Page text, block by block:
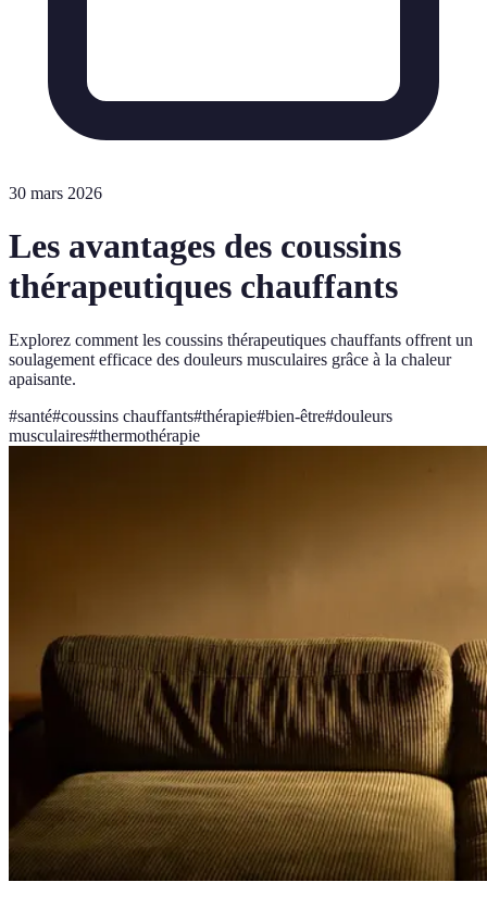
30 mars 2026
Les avantages des coussins
thérapeutiques chauffants
Explorez comment les coussins thérapeutiques chauffants offrent un
soulagement efficace des douleurs musculaires grâce à la chaleur
apaisante.
#santé#coussins chauffants#thérapie#bien-être#douleurs
musculaires#thermothérapie